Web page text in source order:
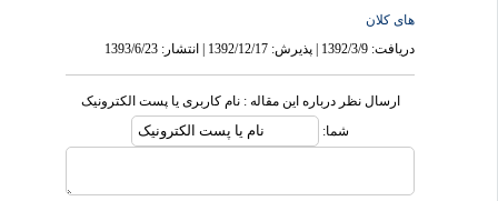
های کلان
دریافت: 1392/3/9 | پذیرش: 1392/12/17 | انتشار: 1393/6/23
ارسال نظر درباره این مقاله : نام کاربری یا پست الکترونیک
شما: